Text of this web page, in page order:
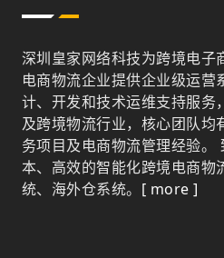
深圳皇家网络科技为跨境电子
电商物流企业提供企业级运营
计、开发和技术运维支持服务
及跨境物流行业，核心团队均
务项目及电商物流管理经验。
本、高效的智能化跨境电商物
统、海外仓系统。 [ more ]